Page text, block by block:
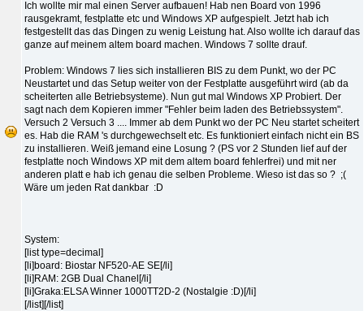
Ich wollte mir mal einen Server aufbauen! Hab nen Board von 1996
rausgekramt, festplatte etc und Windows XP aufgespielt. Jetzt hab ich
festgestellt das das Dingen zu wenig Leistung hat. Also wollte ich darauf das
ganze auf meinem altem board machen. Windows 7 sollte drauf.
Problem: Windows 7 lies sich installieren BIS zu dem Punkt, wo der PC
Neustartet und das Setup weiter von der Festplatte ausgeführt wird (ab da
scheiterten alle Betriebsysteme). Nun gut mal Windows XP Probiert. Der
sagt nach dem Kopieren immer "Fehler beim laden des Betriebssystem".
Versuch 2 Versuch 3 .... Immer ab dem Punkt wo der PC Neu startet scheitert
es. Hab die RAM 's durchgewechselt etc. Es funktioniert einfach nicht ein BS
zu installieren. Weiß jemand eine Losung ? (PS vor 2 Stunden lief auf der
festplatte noch Windows XP mit dem altem board fehlerfrei) und mit ner
anderen platt e hab ich genau die selben Probleme. Wieso ist das so ? ;(
Wäre um jeden Rat dankbar :D
System:
[list type=decimal]
[li]board: Biostar NF520-AE SE[/li]
[li]RAM: 2GB Dual Chanel[/li]
[li]Graka:ELSA Winner 1000TT2D-2 (Nostalgie :D)[/li]
[/list][/list]